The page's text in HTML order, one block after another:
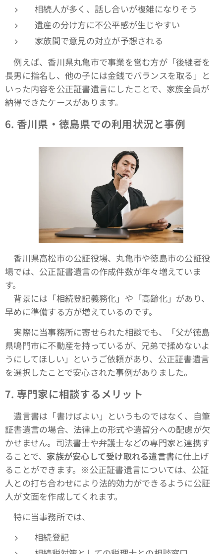
相続人が多く、話し合いが複雑になりそう
遺産の分け方に不公平感が生じやすい
家族間で意見の対立が予想される
例えば、香川県丸亀市で事業を営む方が「後継者を
長男に指名し、他の子には金銭でバランスを取る」と
いった内容を公正証書遺言にしたことで、家族全員が
納得できたケースがあります。
6. 香川県・徳島県での利用状況と事例
香川県高松市の公証役場、丸亀市や徳島市の公証役
場では、公正証書遺言の作成件数が年々増えていま
す。
背景には「相続登記義務化」や「高齢化」があり、
早めに準備する方が増えているのです。
実際に当事務所に寄せられた相談でも、「父が徳島
県鳴門市に不動産を持っているが、兄弟で揉めないよ
うにしてほしい」というご依頼があり、公正証書遺言
を選択したことで安心された事例がありました。
7. 専門家に相談するメリット
遺言書は「書けばよい」というものではなく、自筆
証書遺言の場合、法律上の形式や遺留分への配慮が欠
かせません。司法書士や弁護士などの専門家と連携す
ることで、 家族が安心して受け取れる遺言書に仕上げ
ることができます。※公正証書遺言については、公証
人との打ち合わせにより法的効力ができるように公証
人が文面を作成してくれます。
特に当事務所では、
相続登記